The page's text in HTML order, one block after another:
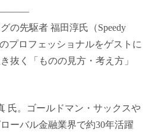
の先駆者 福田淳氏（Speedy
プロフェッショナルをゲストに
抜く「ものの見方・考え方」
氏。ゴールドマン・サックスや
ーバル金融業界で約30年活躍